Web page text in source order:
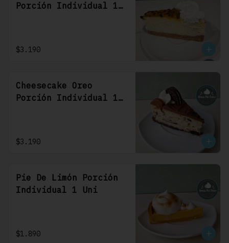
Porción Individual 1
$3.190
Cheesecake Oreo
Porción Individual 1
$3.190
Pie De Limón Porción
Individual 1 Uni
$1.890